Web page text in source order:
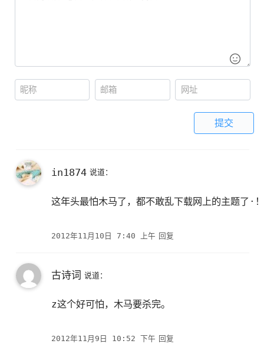
提交
in1874 说道：
2012年11月10日 7:40 上午
这年头最怕木马了，都不敢乱下载网上的主题了·！
回复
古诗词 说道：
2012年11月9日 10:52 下午
z这个好可怕，木马要杀完。
回复